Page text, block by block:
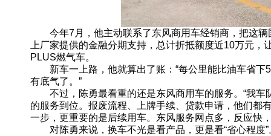
今年7月，他主动联系了东风商用车经销商，把这辆
上厂家提供的金融分期支持，总计折抵额度近10万元
PLUS燃气车。
新车一上路，他就算出了账：“每公里能比油车省下
有底气了。”
不过，陈勇最看重的还是东风商用车的服务。“我车
的服务到位。报废流程、上牌手续、贷款申请，他们都
一步，更重要的是后续用车。东风服务网点多，反应快
对陈勇来说，换车不光是看产品，更是看“省心程度”